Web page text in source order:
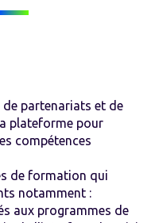
de partenariats et de
plateforme pour
compétences
de formation qui
notamment :
aux programmes de